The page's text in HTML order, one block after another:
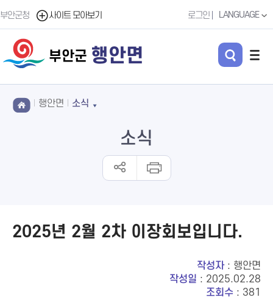
부안군청 사이트 모아보기 로그인 LANGUAGE
부안군 행안면
행안면 소식
소식
2025년 2월 2차 이장회보입니다.
작성자: 행안면
작성일 : 2025.02.28
조회수 : 381